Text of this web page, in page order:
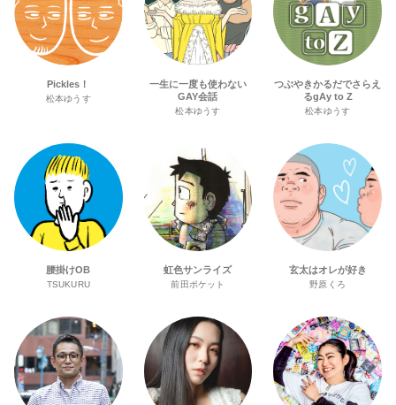
Pickles！
松本ゆうす
一生に一度も使わない
GAY会話
松本ゆうす
つぶやきかるだでさらえ
るgAy to Z
松本ゆうす
腰掛けOB
TSUKURU
虹色サンライズ
前田ポケット
玄太はオレが好き
野原くろ